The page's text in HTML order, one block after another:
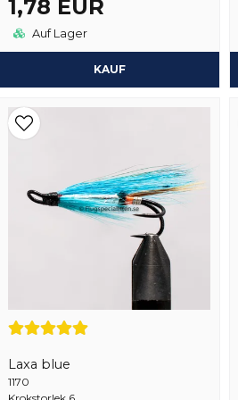
1,78 EUR
Auf Lager
KAUF
Laxa blue
1170